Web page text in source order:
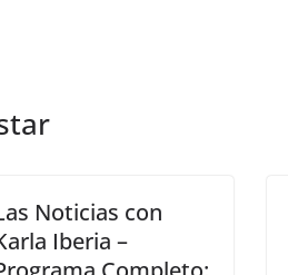
Noticias con
Iberia –